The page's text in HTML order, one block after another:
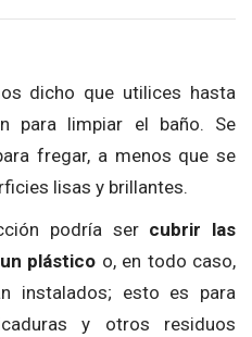
dicho que utilices hasta
para limpiar el baño. Se
fregar, a menos que se
lisas y brillantes.
podría ser cubrir las
plástico o, en todo caso,
instalados; esto es para
y otros residuos